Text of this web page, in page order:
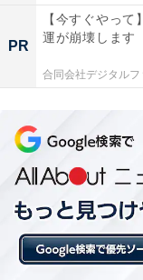
PR
【今すぐやっ
運が崩壊します
合同会社デジタルフ